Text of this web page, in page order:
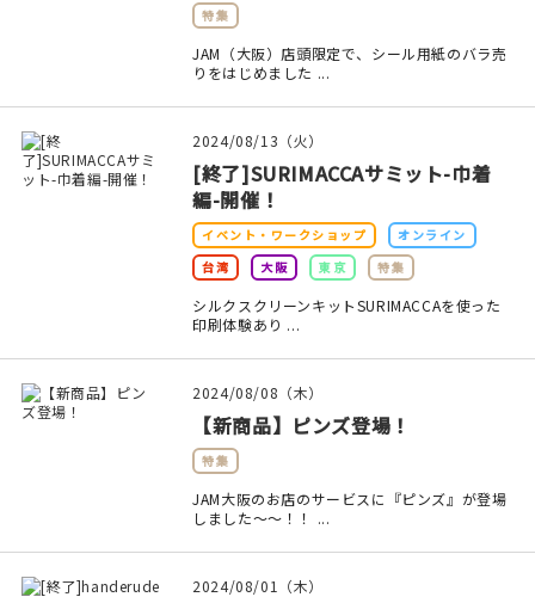
本
文房具
JAMグッズ
台湾グッズ
特集
JAM（大阪）店頭限定で、シール用紙のバラ売
りをはじめました ...
2024/08/13（火）
[終了]SURIMACCAサミット-巾着
編-開催！
イベント・ワークショップ
オンライン
台湾
大阪 東京 特集
シルクスクリーンキットSURIMACCAを使った
印刷体験あり ...
2024/08/08（木）
【新商品】ピンズ登場！
特集
JAM大阪のお店のサービスに『ピンズ』が登場
しました～～！！ ...
2024/08/01（木）